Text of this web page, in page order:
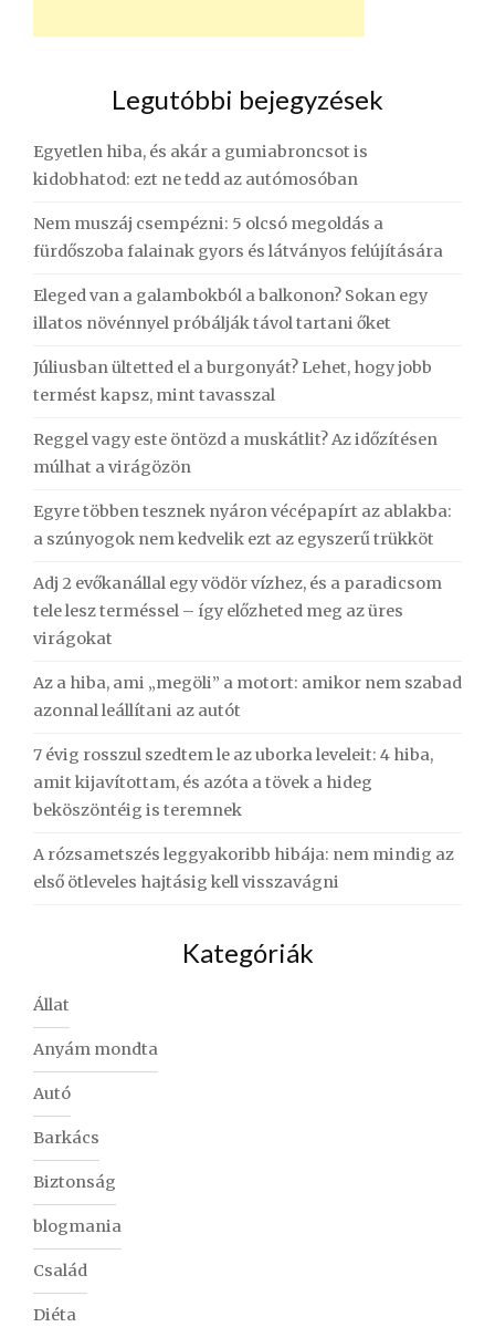
Legutóbbi bejegyzések
Egyetlen hiba, és akár a gumiabroncsot is
kidobhatod: ezt ne tedd az autómosóban
Nem muszáj csempézni: 5 olcsó megoldás a
fürdőszoba falainak gyors és látványos felújítására
Eleged van a galambokból a balkonon? Sokan egy
illatos növénnyel próbálják távol tartani őket
Júliusban ültetted el a burgonyát? Lehet, hogy jobb
termést kapsz, mint tavasszal
Reggel vagy este öntözd a muskátlit? Az időzítésen
múlhat a virágözön
Egyre többen tesznek nyáron vécépapírt az ablakba:
a szúnyogok nem kedvelik ezt az egyszerű trükköt
Adj 2 evőkanállal egy vödör vízhez, és a paradicsom
tele lesz terméssel – így előzheted meg az üres
virágokat
Az a hiba, ami „megöli” a motort: amikor nem szabad
azonnal leállítani az autót
7 évig rosszul szedtem le az uborka leveleit: 4 hiba,
amit kijavítottam, és azóta a tövek a hideg
beköszöntéig is teremnek
A rózsametszés leggyakoribb hibája: nem mindig az
első ötleveles hajtásig kell visszavágni
Kategóriák
Állat
Anyám mondta
Autó
Barkács
Biztonság
blogmania
Család
Diéta